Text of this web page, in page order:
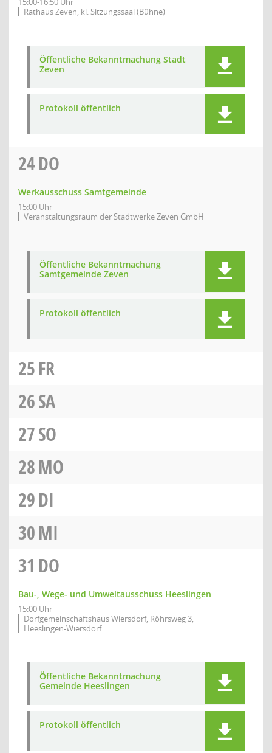
Rathaus Zeven, kl. Sitzungssaal (Bühne)
Öffentliche Bekanntmachung Stadt
Zeven
Protokoll öffentlich
24DO
Werkausschuss Samtgemeinde
15:00 Uhr
Veranstaltungsraum der Stadtwerke Zeven GmbH
Öffentliche Bekanntmachung
Samtgemeinde Zeven
Protokoll öffentlich
25FR
26SA
27SO
28MO
29DI
30MI
31 DO
Bau-, Wege- und Umweltausschuss Heeslingen
15:00 Uhr
Dorfgemeinschaftshaus Wiersdorf, Röhrsweg 3,
Heeslingen-Wiersdorf
Öffentliche Bekanntmachung
Gemeinde Heeslingen
Protokoll öffentlich